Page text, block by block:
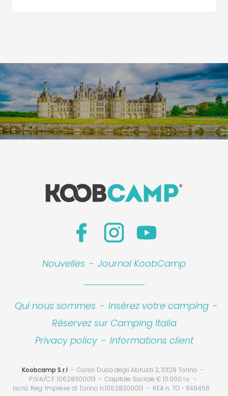
Nouvelles - Journal KoobCamp
Qui nous sommes - Insérez votre camping -
Réservez sur Camping Italia
Privacy policy - Informations client
Koobcamp S.r.l
Corso Duca degli Abruzzi 2, 10128 Torino
P.IVA/C.F. 10628300013
Capitale Sociale € 10.000 i.v.
Iscriz. Reg. Imprese di Torino n.10628300013
REA n. TO - 1149456